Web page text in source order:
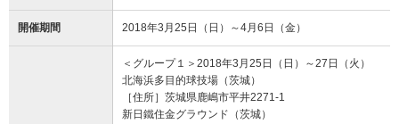
開催期間 2018年3月25日（日）～4月6日（金）
＜グループ１＞2018年3月25日（日）～27日（火）
北海浜多目的球技場（茨城）
［住所］茨城県鹿嶋市平井2271-1
新日鐵住金グラウンド（茨城）